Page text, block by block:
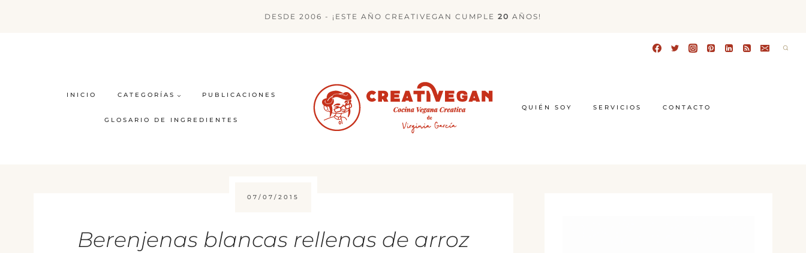
DESDE 2006 - ¡ESTE AÑO CREATIVEGAN CUMPLE 20 AÑOS!
INICIO CATEGORÍAS PUBLICACIONES
GLOSARIO DE INGREDIENTES
QUIÉN SOY SERVICIOS CONTACTO
07/07/2015
Berenjenas blancas rellenas de arroz